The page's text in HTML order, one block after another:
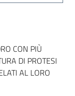
CON PIÙ
DI PROTESI
AL LORO